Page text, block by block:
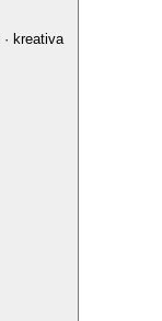
· kreativa